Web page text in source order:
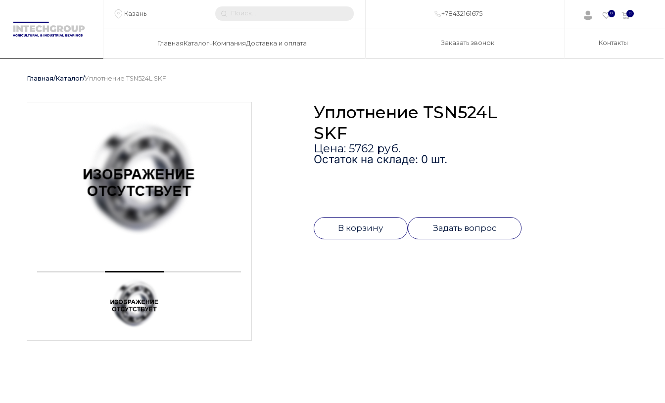
Казань +78432161675 0 0
ГлавнаяКаталог КомпанияДоставка и оплата Заказать звонок Контакты
Главная/Каталог/Уплотнение TSN524L SKF
Уплотнение TSN524L
SKF
Цена: 5762 руб.
Остаток на складе: 0 шт.
В корзину Задать вопрос